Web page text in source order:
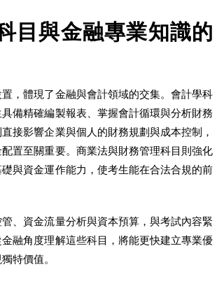
目與金融專業知識的
，體現了金融與會計領域的交集。會計學科
備精確編製報表、掌握會計循環與分析財務
接影響企業與個人的財務規劃與成本控制，
置至關重要。商業法與財務管理科目則強化
與資金運作能力，使考生能在合法合規的前
、資金流量分析與資本預算，與考試內容緊
融角度理解這些科目，將能更快建立專業優
特價值。